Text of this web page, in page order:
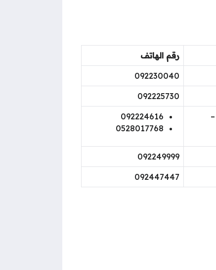
رقم الهاتف
092230040
092225730
092224616
0528017768
092249999
092447447